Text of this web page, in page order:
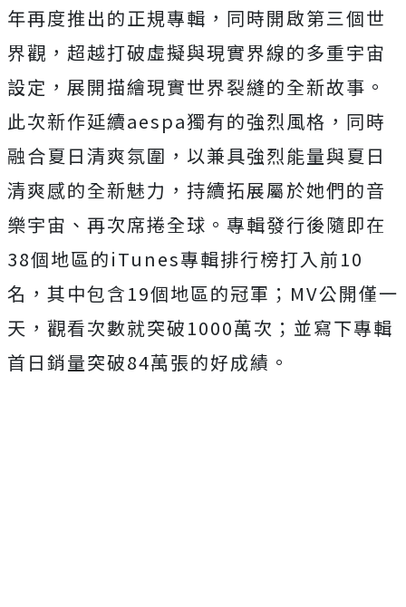
年再度推出的正規專輯，同時開啟第三個世
界觀， 超越打破虛擬與現實界線的多重宇宙
設定， 展開描繪現實世界裂縫的全新故事。
此次新作延續aespa獨有的強烈風格，同時
融合夏日清爽氛圍，以兼具強烈能量與夏日
清爽感的全新魅力，持續拓展屬於她們的音
樂宇宙、再次席捲全球。 專輯發行後隨即在
38個地區的iTunes專輯排行榜打入前10
名，其中包含19個地區的冠軍； MV公開僅一
天，觀看次數就突破1000萬次；並寫下專輯
首日銷量突破84萬張的好成績。